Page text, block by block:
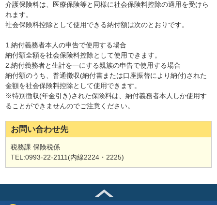
介護保険料は、医療保険等と同様に社会保険料控除の適用を受けら
れます。
社会保険料控除として使用できる納付額は次のとおりです。
1.納付義務者本人の申告で使用する場合
納付額全額を社会保険料控除として使用できます。
2.納付義務者と生計を一にする親族の申告で使用する場合
納付額のうち、普通徴収(納付書または口座振替により納付)された
金額を社会保険料控除として使用できます。
※特別徴収(年金引き)された保険料は、納付義務者本人しか使用す
ることができませんのでご注意ください。
お問い合わせ先
税務課 保険税係
TEL:0993-22-2111(内線2224・2225)